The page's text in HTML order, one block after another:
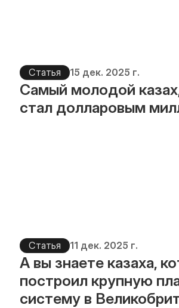
Статья 15 дек. 2025 г.
Самый молодой
стал долларовым
Статья 11 дек. 2025 г.
А вы знаете казаха,
построил крупную
систему в